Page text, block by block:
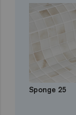
Sponge 25